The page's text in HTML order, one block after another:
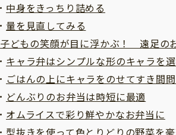
中身をきっちり詰める
量を見直してみる
子どもの笑顔が目に浮かぶ！ 遠足の
キャラ弁はシンプルな形のキャラを
ごはんの上にキャラをのせてすき間
どんぶりのお弁当は時短に最適
オムライスで彩り鮮やかなお弁当に